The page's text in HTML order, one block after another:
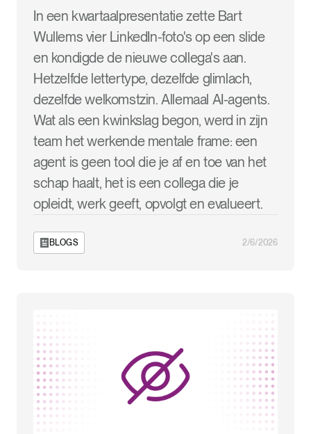
In een kwartaalpresentatie zette Bart
Wullems vier LinkedIn-foto's op een slide
en kondigde de nieuwe collega's aan.
Hetzelfde lettertype, dezelfde glimlach,
dezelfde welkomstzin. Allemaal AI-agents.
Wat als een kwinkslag begon, werd in zijn
team het werkende mentale frame: een
agent is geen tool die je af en toe van het
schap haalt, het is een collega die je
opleidt, werk geeft, opvolgt en evalueert.
BLOGS 2/6/2026